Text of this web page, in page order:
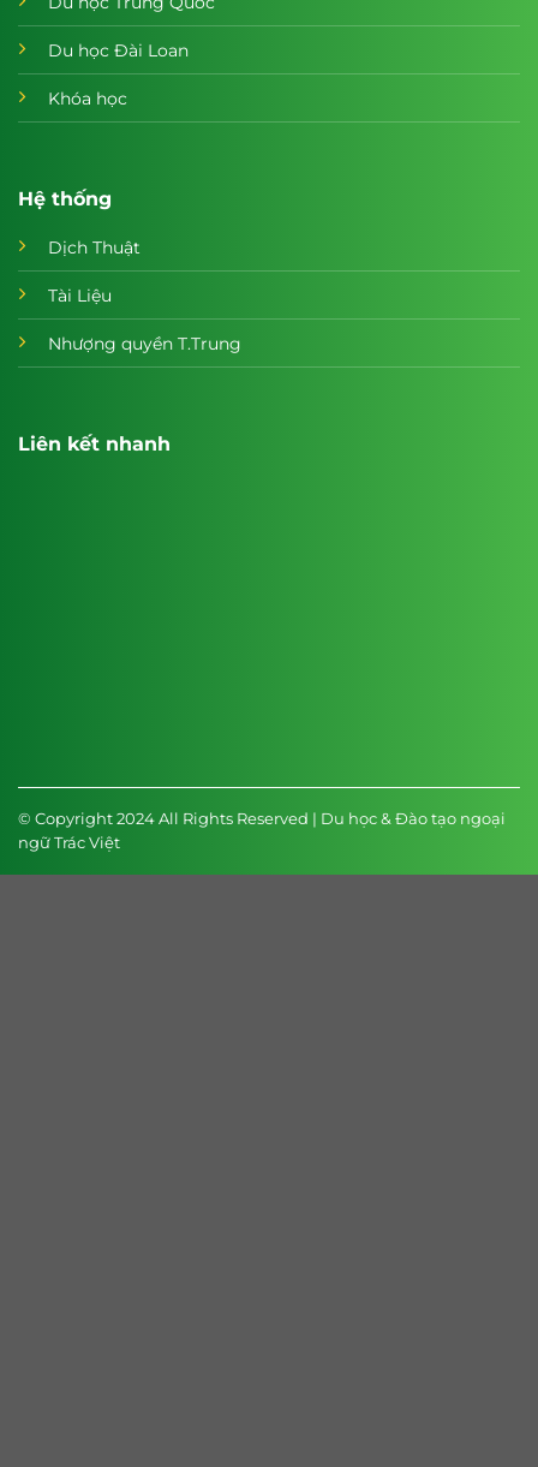
Du học Đài Loan
Khóa học
Hệ thống
Dịch Thuật
Tài Liệu
Nhượng quyền T.Trung
Liên kết nhanh
© Copyright 2024 All Rights Reserved | Du học & Đào tạo ngoại
ngữ Trác Việt